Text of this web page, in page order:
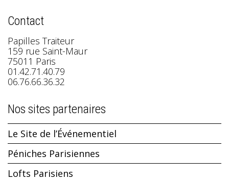
Contact
Papilles Traiteur
159 rue Saint-Maur
75011 Paris
01.42.71.40.79
06.76.66.36.32
Nos sites partenaires
Le Site de l’Événementiel
Péniches Parisiennes
Lofts Parisiens